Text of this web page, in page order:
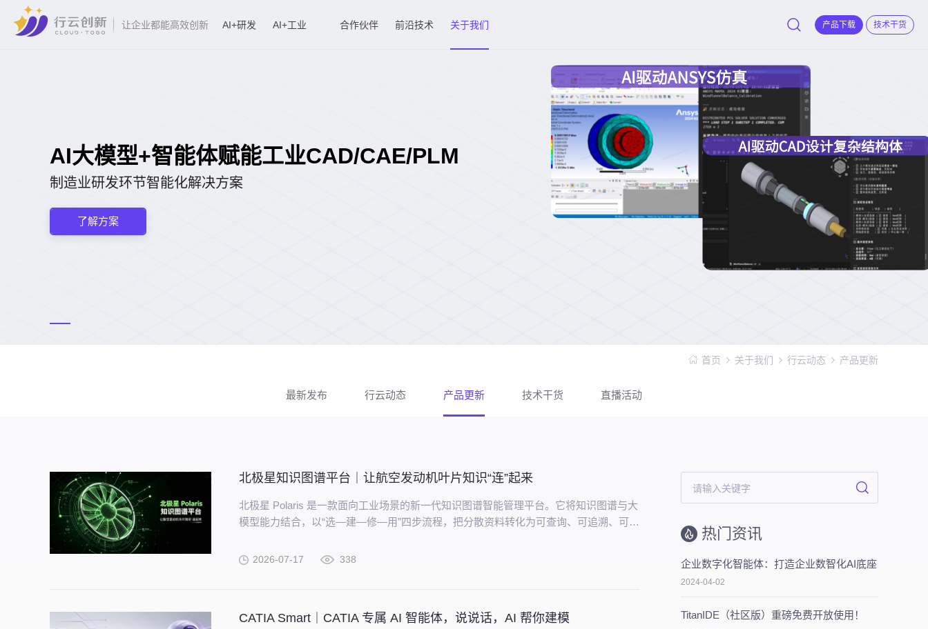
让企业都能高效创新 产品下载 技术干货
AI+研发 AI+工业 合作伙伴 前沿技术 关于我们
AI大模型+智能体赋能工业CAD/CAE/PLM
制造业研发环节智能化解决方案
了解方案
首页 关于我们 行云动态 产品更新
最新发布 行云动态 产品更新 技术干货 直播活动
北极星知识图谱平台｜让航空发动机叶片知识“连”起来
北极星 Polaris 是一款面向工业场景的新一代知识图谱智能管理平台。它将知识图谱与大
模型能力结合，以“选—建—修—用”四步流程，把分散资料转化为可查询、可追溯、可持
2026-07-17 338
CATIA Smart｜CATIA 专属 AI 智能体，说说话，AI 帮你建模
热门资讯
企业数字化智能体：打造企业数智化AI底座
2024-04-02
TitanIDE（社区版）重磅免费开放使用！